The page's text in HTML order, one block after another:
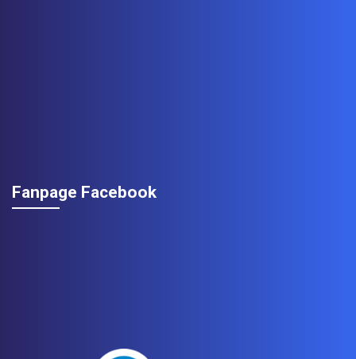
Fanpage Facebook